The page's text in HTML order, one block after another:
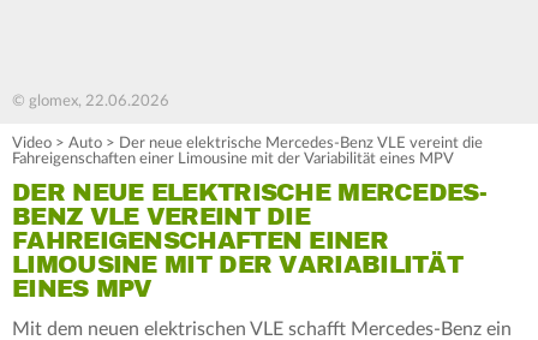
© glomex, 22.06.2026
Video > Auto > Der neue elektrische Mercedes-Benz VLE vereint die
Fahreigenschaften einer Limousine mit der Variabilität eines MPV
DER NEUE ELEKTRISCHE MERCEDES-
BENZ VLE VEREINT DIE
FAHREIGENSCHAFTEN EINER
LIMOUSINE MIT DER VARIABILITÄT
EINES MPV
Mit dem neuen elektrischen VLE schafft Mercedes-Benz ein